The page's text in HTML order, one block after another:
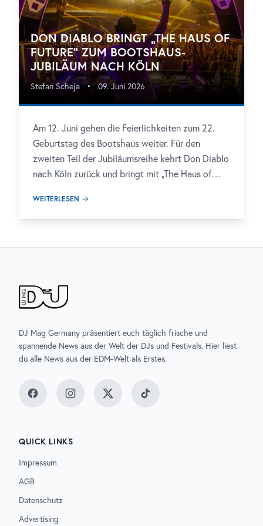
DON DIABLO BRINGT „THE HAUS OF
FUTURE“ ZUM BOOTSHAUS-
JUBILÄUM NACH KÖLN
Stefan Scheja • 09. Juni 2026
Am 12. Juni gehen die Feierlichkeiten zum 22.
Geburtstag des Bootshaus weiter. Für den
zweiten Teil der Jubiläumsreihe kehrt Don Diablo
nach Köln zurück und bringt mit „The Haus of
Mainfloor. Im Mittelpunkt steht ein Clubabend,
der Future House, visuelle Inszenierung und die
WEITERLESEN
DJ Mag Germany präsentiert euch täglich frische und
spannende News aus der Welt der DJs und Festivals. Hier liest
du alle News aus der EDM-Welt als Erstes.
FacebookInstagramTwitter TikTok
QUICK LINKS
Impressum
AGB
Datenschutz
Advertising